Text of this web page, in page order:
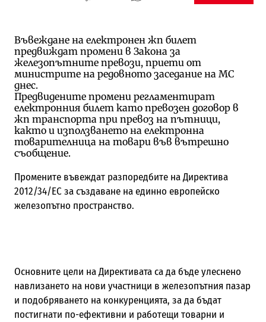
Въвеждане на електронен жп билет
предвиждат промени в Закона за
железопътните превози, приети от
министрите на редовното заседание на МС
днес.
Предвидените промени регламентират
електронния билет като превозен договор в
жп транспорта при превоз на пътници,
както и използването на електронна
товарителница на товари във вътрешно
съобщение.
Промените въвеждат разпоредбите на Директива
2012/34/ЕС за създаване на единно европейско
железопътно пространство.
Основните цели на Директивата са да бъде улеснено
навлизането на нови участници в железопътния пазар
и подобряването на конкуренцията, за да бъдат
постигнати по-ефективни и работещи товарни и